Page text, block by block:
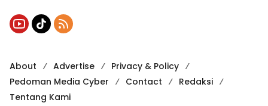
About Advertise
Privacy & Policy
Pedoman Media Cyber
Contact
Redaksi
Tentang Kami